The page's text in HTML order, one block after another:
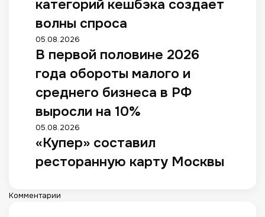
категорий кешбэка создает
волны спроса
05.08.2026
В первой половине 2026
года обороты малого и
среднего бизнеса в РФ
выросли на 10%
05.08.2026
«Купер» составил
ресторанную карту Москвы
Комментарии